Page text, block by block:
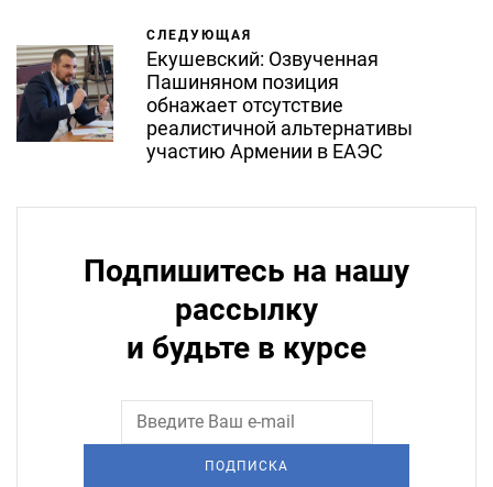
СЛЕДУЮЩАЯ
Екушевский: Озвученная
Пашиняном позиция
обнажает отсутствие
реалистичной альтернативы
участию Армении в ЕАЭС
Подпишитесь на нашу
рассылку
и будьте в курсе
ПОДПИСКА